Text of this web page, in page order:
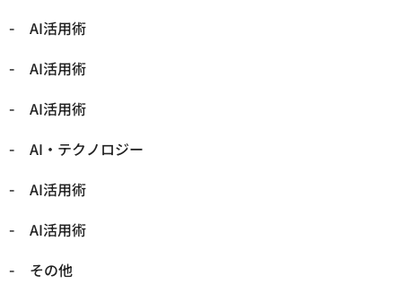
AI活用術
AI活用術
AI活用術
​AI・テクノロジー
​AI活用術
​AI活用術
​その他